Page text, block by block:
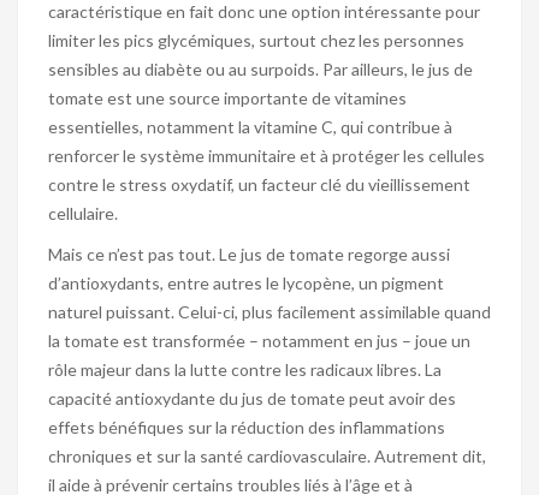
caractéristique en fait donc une option intéressante pour
limiter les pics glycémiques, surtout chez les personnes
sensibles au diabète ou au surpoids. Par ailleurs, le jus de
tomate est une source importante de vitamines
essentielles, notamment la vitamine C, qui contribue à
renforcer le système immunitaire et à protéger les cellules
contre le stress oxydatif, un facteur clé du vieillissement
cellulaire.
Mais ce n’est pas tout. Le jus de tomate regorge aussi
d’antioxydants, entre autres le lycopène, un pigment
naturel puissant. Celui-ci, plus facilement assimilable quand
la tomate est transformée – notamment en jus – joue un
rôle majeur dans la lutte contre les radicaux libres. La
capacité antioxydante du jus de tomate peut avoir des
effets bénéfiques sur la réduction des inflammations
chroniques et sur la santé cardiovasculaire. Autrement dit,
il aide à prévenir certains troubles liés à l’âge et à